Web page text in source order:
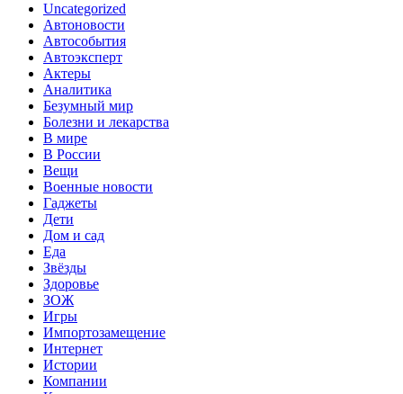
Uncategorized
Автоновости
Автособытия
Автоэксперт
Актеры
Аналитика
Безумный мир
Болезни и лекарства
В мире
В России
Вещи
Военные новости
Гаджеты
Дети
Дом и сад
Еда
Звёзды
Здоровье
ЗОЖ
Игры
Импортозамещение
Интернет
Истории
Компании